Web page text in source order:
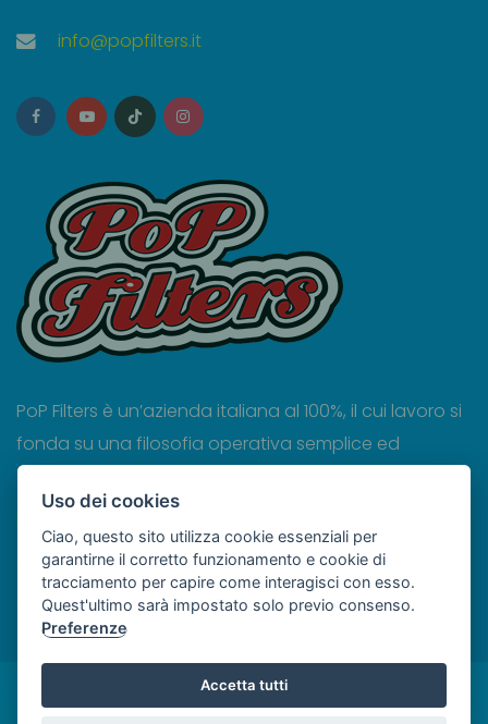
info@popfilters.it
PoP Filters è un’azienda italiana al 100%, il cui lavoro si
fonda su una filosofia operativa semplice ed
essenziale: prima di tutto, la QUALITA’.
Cookies
Termini e condizioni
Uso dei cookies
Ciao, questo sito utilizza cookie essenziali per
garantirne il corretto funzionamento e cookie di
tracciamento per capire come interagisci con esso.
Quest'ultimo sarà impostato solo previo consenso.
Preferenze
Accetta tutti